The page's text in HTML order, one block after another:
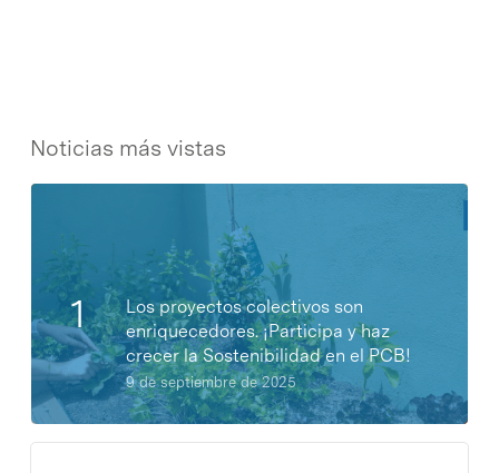
Noticias más vistas
Los proyectos colectivos son
enriquecedores. ¡Participa y haz
crecer la Sostenibilidad en el PCB!
9 de septiembre de 2025